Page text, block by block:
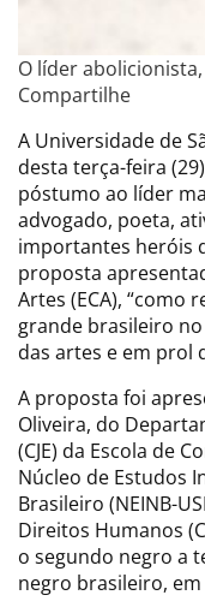
O líder
Compartilhe
A Universidade de
desta terça-feira
póstumo ao líder
advogado, poeta,
importantes heróis
proposta
Artes (ECA), “como
grande brasileiro
das artes e em prol
A proposta foi
Oliveira, do
(CJE) da Escola de
Núcleo de Estudos
Brasileiro (NEINB-
Direitos Humanos
o segundo negro a
negro brasileiro,